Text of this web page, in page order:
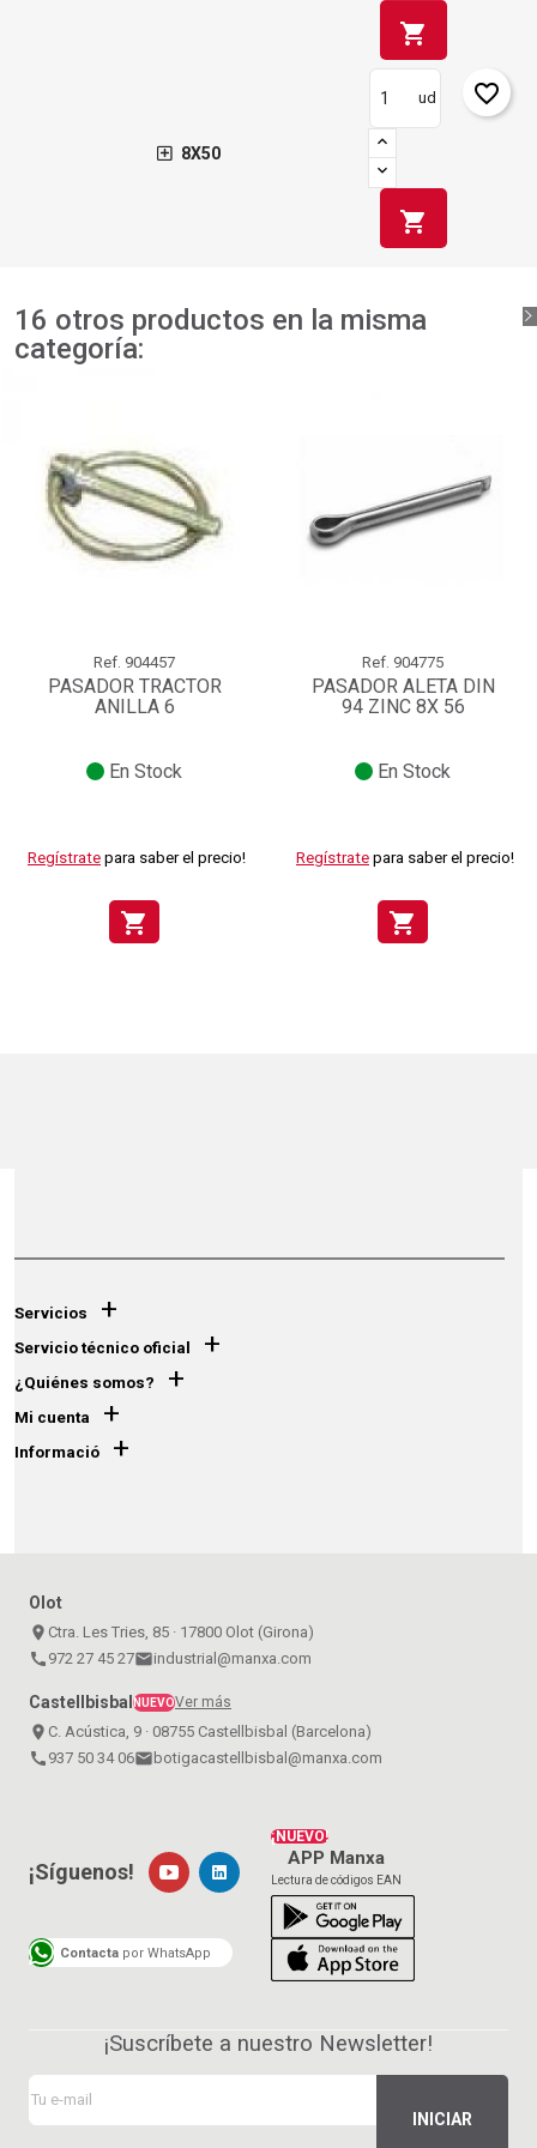
shopping_cart
8X50
ud
shopping_cart
favorite_border
16 otros productos en la misma
categoría:
Ref. 904457
PASADOR TRACTOR
ANILLA 6
En Stock
Regístrate para saber el precio!
shopping_cart
Ref. 904775
PASADOR ALETA DIN
94 ZINC 8X 56
En Stock
Regístrate para saber el precio!
shopping_cart
Servicios +
Servicio técnico oficial +
¿Quiénes somos? +
Mi cuenta +
Informació +
Olot
place Ctra. Les Tries, 85 · 17800 Olot (Girona)
call 972 27 45 27emailindustrial@manxa.com
CastellbisbalNUEVOVer más
place C. Acústica, 9 · 08755 Castellbisbal (Barcelona)
call 937 50 34 06emailbotigacastellbisbal@manxa.com
¡NUEVO!
APP Manxa
Lectura de códigos EAN
¡Síguenos!
Contacta por WhatsApp
¡Suscríbete a nuestro Newsletter!